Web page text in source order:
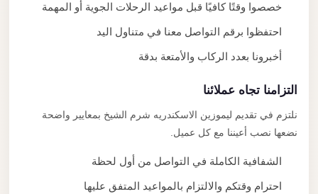
خصصوا وقتًا كافيًا قبل مواعيد الرحلات الجوية أو المهمة
احتفظوا برقم التواصل معنا في متناول اليد
أخبرونا بعدد الركاب والأمتعة بدقة
التزامنا تجاه عملائنا
نلتزم في تقديم ليموزين الاسكندريه شرم الشيخ بمعايير واضحة
نضعها نصب أعيننا مع كل عميل.
الشفافية الكاملة في التواصل من أول لحظة
احترام وقتكم والالتزام بالمواعيد المتفق عليها